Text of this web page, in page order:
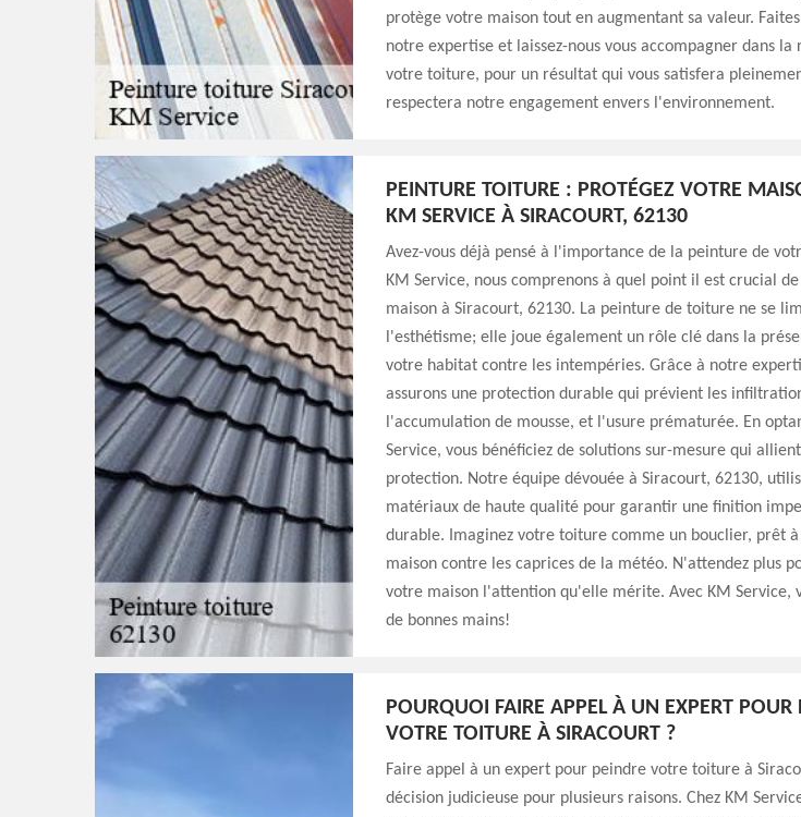
protège votre maison tout en augmentant sa valeur.
notre expertise et laissez-nous vous accompagner dans
votre toiture, pour un résultat qui vous satisfera
respectera notre engagement envers l'environnement.
PEINTURE TOITURE : PROTÉGEZ VOTRE
KM SERVICE À SIRACOURT, 62130
Avez-vous déjà pensé à l'importance de la peinture de
KM Service, nous comprenons à quel point il est crucial
maison à Siracourt, 62130. La peinture de toiture ne se
l'esthétisme; elle joue également un rôle clé dans la
votre habitat contre les intempéries. Grâce à notre
assurons une protection durable qui prévient les
l'accumulation de mousse, et l'usure prématurée. En
Service, vous bénéficiez de solutions sur-mesure qui
protection. Notre équipe dévouée à Siracourt, 62130,
matériaux de haute qualité pour garantir une finition
durable. Imaginez votre toiture comme un bouclier, prêt
maison contre les caprices de la météo. N'attendez plus
votre maison l'attention qu'elle mérite. Avec KM Service,
de bonnes mains!
POURQUOI FAIRE APPEL À UN EXPERT POUR
VOTRE TOITURE À SIRACOURT ?
Faire appel à un expert pour peindre votre toiture à
décision judicieuse pour plusieurs raisons. Chez KM